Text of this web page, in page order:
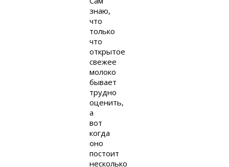
знаю,
что
только
что
открытое
свежее
молоко
бывает
трудно
оценить,
а
вот
когда
оно
постоит
несколько